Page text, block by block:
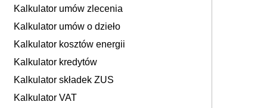
Kalkulator umów zlecenia
Kalkulator umów o dzieło
Kalkulator kosztów energii
Kalkulator kredytów
Kalkulator składek ZUS
Kalkulator VAT